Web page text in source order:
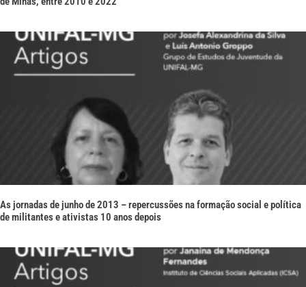
As jornadas de junho de 2013 – repercussões na formação social e política
de militantes e ativistas 10 anos depois